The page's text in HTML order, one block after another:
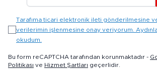
Tarafıma ticari elektronik ileti gönderilmesine
verilerimin işlenmesine onay veriyorum.
okudum.
Bu form reCAPTCHA tarafından korunmaktadır -
Politikası ve Hizmet Şartları geçerlidir.